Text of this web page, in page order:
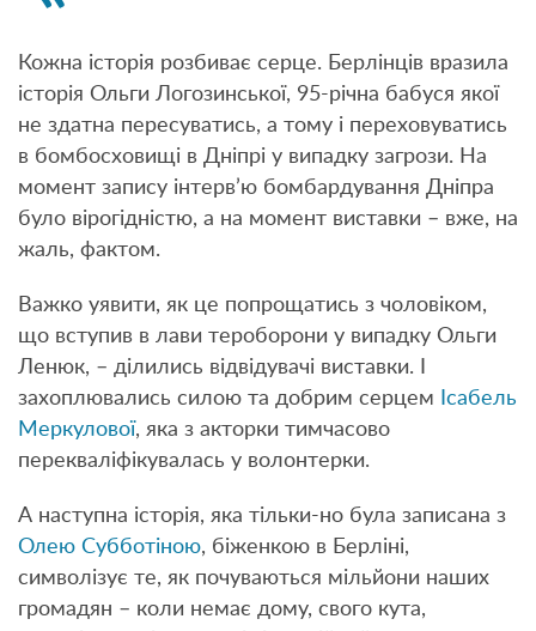
Кожна історія розбиває серце. Берлінців вразила
історія Ольги Логозинської, 95-річна бабуся якої
не здатна пересуватись, а тому і переховуватись
в бомбосховищі в Дніпрі у випадку загрози. На
момент запису інтерв’ю бомбардування Дніпра
було вірогідністю, а на момент виставки – вже, на
жаль, фактом.
Важко уявити, як це попрощатись з чоловіком,
що вступив в лави тероборони у випадку Ольги
Ленюк, – ділились відвідувачі виставки. І
захоплювались силою та добрим серцем Ісабель
Меркулової, яка з акторки тимчасово
перекваліфікувалась у волонтерки.
А наступна історія, яка тільки-но була записана з
Олею Субботіною, біженкою в Берліні,
символізує те, як почуваються мільйони наших
громадян – коли немає дому, свого кута,